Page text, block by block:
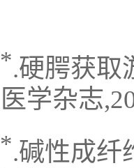
*.硬腭获取
学杂志
*.碱性成纤